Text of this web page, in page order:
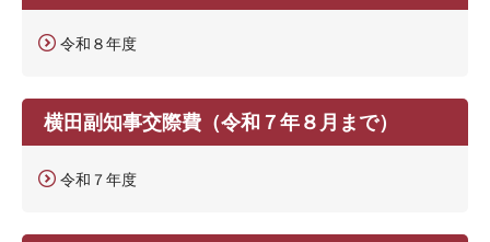
令和８年度
横田副知事交際費（令和７年８月まで）
令和７年度